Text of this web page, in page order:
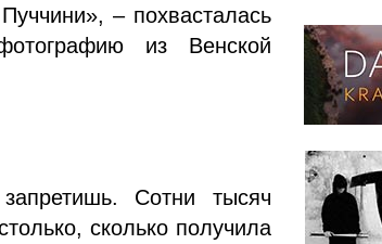
– похвасталась
из Венской
Сотни тысяч
сколько получила